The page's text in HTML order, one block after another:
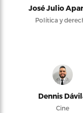
José Julio
Política y
Dennis
Cine